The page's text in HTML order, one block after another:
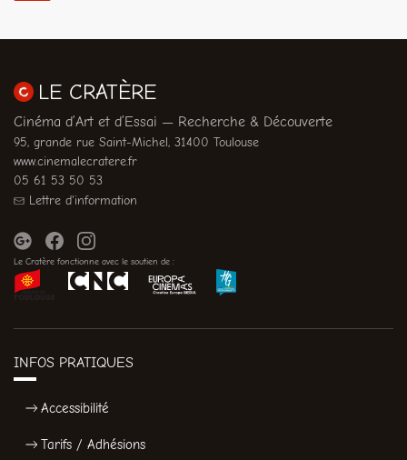
LE CRATÈRE
Cinéma d’Art et d’Essai — Recherche & Découverte
95, grande rue Saint-Michel, 31400 Toulouse
www.cinemalecratere.fr
05 61 53 50 53
Lettre d'information
Le Cratère fonctionne avec le soutien de :
INFOS PRATIQUES
Accessibilité
Tarifs / Adhésions